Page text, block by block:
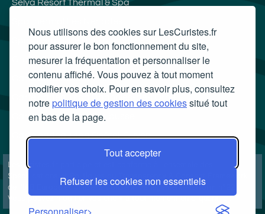
Nous utilisons des cookies sur LesCuristes.fr
pour assurer le bon fonctionnement du site,
mesurer la fréquentation et personnaliser le
contenu affiché. Vous pouvez à tout moment
modifier vos choix. Pour en savoir plus, consultez
notrepolitique de gestion des cookiessitué tout
en bas de la page.
Tout accepter
Refuser les cookies non essentiels
Selya Resort Thermal & Spa
Spa Thermal de Bourbonne-les-Bains
Grand Spa thermal
Carte cadeau spa Vichy
Carte cadeau spa Bagnoles-de-l'Orne
Carte cadeau spa Saubusse
Carte cadeau spa Châtel-Guyon
LesCuristes.fr participe et est conforme à l'ensemble des
Spécifications et Politiques du Transparency & Consent Framework
de l'IAB Europe et utilise la Consent Management Platform n°92.
Vous pouvez modifier vos choix à tout moment encliquant ici.